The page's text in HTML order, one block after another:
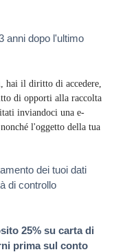
anni dopo l'ultimo
hai il diritto di accedere,
di opporti alla raccolta
inviandoci una e-
l'oggetto della tua
dei tuoi dati
di controllo
25% su carta di
prima sul conto